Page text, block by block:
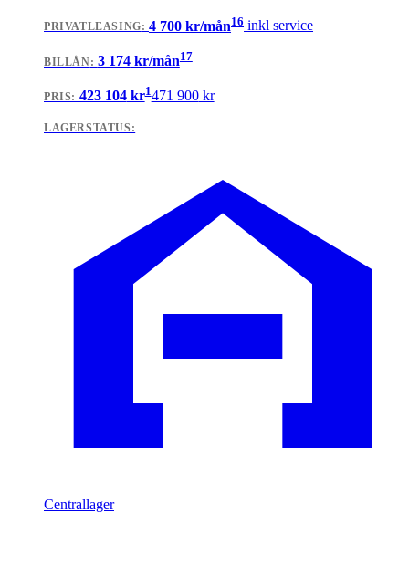
PRIVATLEASING:4 700 kr/mån16 inkl service
BILLÅN: 3 174kr/mån17
PRIS: 423 104kr1471 900kr
LAGERSTATUS:
Centrallager